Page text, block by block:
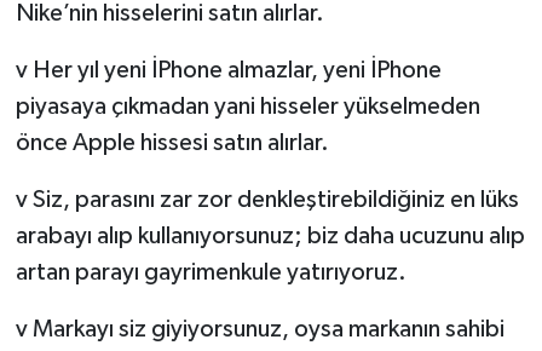
Nike’nin hisselerini satın alırlar.
v Her yıl yeni İPhone almazlar, yeni İPhone
piyasaya çıkmadan yani hisseler yükselmeden
önce Apple hissesi satın alırlar.
v Siz, parasını zar zor denkleştirebildiğiniz en lüks
arabayı alıp kullanıyorsunuz; biz daha ucuzunu alıp
artan parayı gayrimenkule yatırıyoruz.
v Markayı siz giyiyorsunuz, oysa markanın sahibi